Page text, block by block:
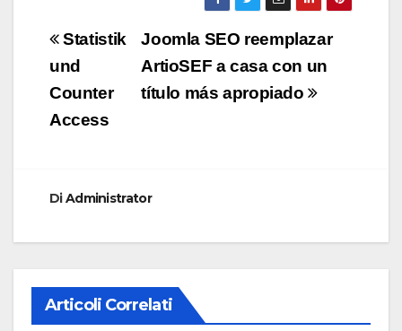
Navigazione
articoli
Joomla SEO reemplazar
ArtioSEF a casa con un
título más apropiado
Statistik
und
Counter
Access
DiAdministrator
Articoli Correlati